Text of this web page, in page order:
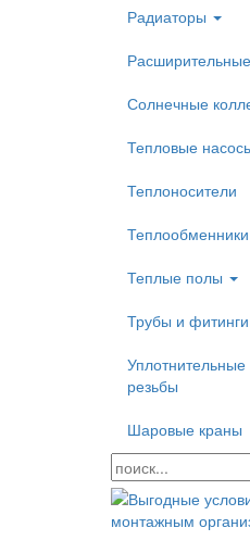
Радиаторы
Солнечные
Тепловые
Теплоносители
Теплообменники
Теплые полы
Трубы и фитинги
резьбы
Шаровые краны